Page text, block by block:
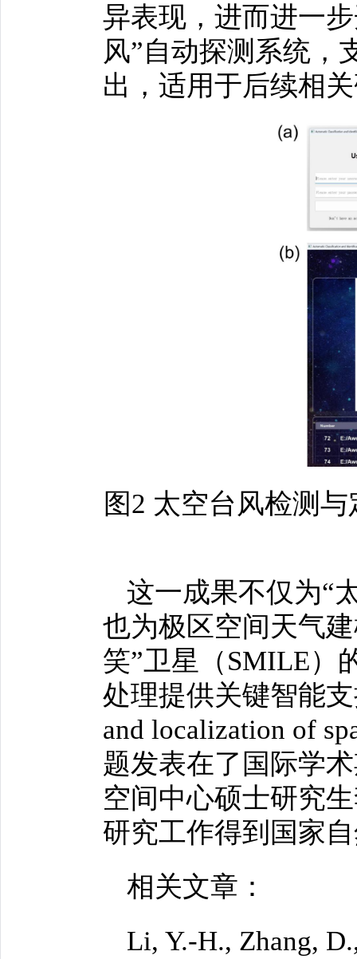
异表现，进而进一
风”自动探测系统，
出，适用于后续相
图2 太空台风检测
这一成果不仅为“
也为极区空间天气
笑”卫星（SMILE）
处理提供关键智能
and localization of
题发表在了国际学
空间中心硕士研究
研究工作得到国家
相关文章：
Li, Y.-H., Zhang,